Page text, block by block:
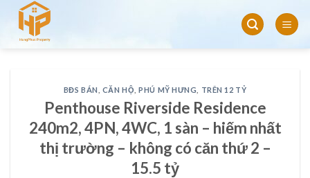
Skip
content
BĐS BÁN CĂN HỘ ,PHÚ MỸ HƯNG TRÊN 12 TỶ
Penthouse Riverside Residence
240m2, 4PN, 4WC, 1 sàn – hiếm nhất
thị trường – không có căn thứ 2 –
15.5 tỷ